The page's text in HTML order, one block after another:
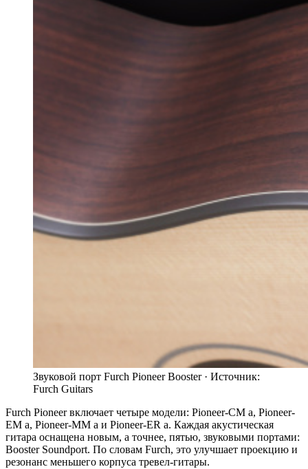
Звуковой порт Furch Pioneer Booster · Источник:
Furch Guitars
Furch Pioneer включает четыре модели: Pioneer-CM a, Pioneer-
EM a, Pioneer-MM a и Pioneer-ER a. Каждая акустическая
гитара оснащена новым, а точнее, пятью, звуковыми портами:
Booster Soundport. По словам Furch, это улучшает проекцию и
резонанс меньшего корпуса тревел-гитары.